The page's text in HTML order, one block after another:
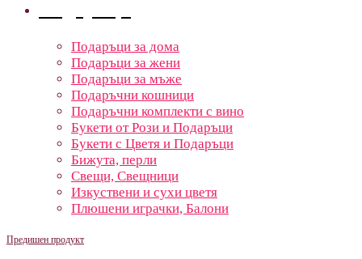
Подаръци за дома
Подаръци за жени
Подаръци за мъже
Подаръчни кошници
Подаръчни комплекти с вино
Букети от Рози и Подаръци
Букети с Цветя и Подаръци
Бижута, перли
Свещи, Свещници
Изкуствени и сухи цветя
Плюшени играчки, Балони
Предишен продукт